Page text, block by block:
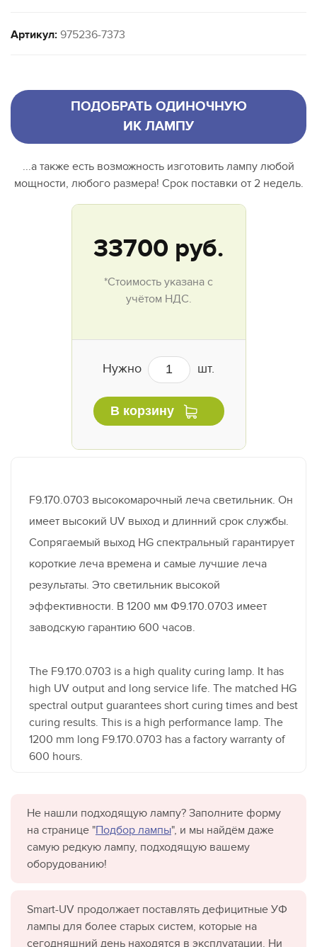
Артикул: 975236-7373
ПОДОБРАТЬ ОДИНОЧНУЮ
ИК ЛАМПУ
...а также есть возможность изготовить лампу любой
мощности, любого размера! Срок поставки от 2 недель.
33700 руб.
*Стоимость указана с
учётом НДС.
Нужно шт.
В корзину
F9.170.0703 высокомарочный леча светильник. Он
имеет высокий UV выход и длинний срок службы.
Сопрягаемый выход HG спектральный гарантирует
короткие леча времена и самые лучшие леча
результаты. Это светильник высокой
эффективности. В 1200 мм Ф9.170.0703 имеет
заводскую гарантию 600 часов.
The F9.170.0703 is a high quality curing lamp. It has
high UV output and long service life. The matched HG
spectral output guarantees short curing times and best
curing results. This is a high performance lamp. The
1200 mm long F9.170.0703 has a factory warranty of
600 hours.
Не нашли подходящую лампу? Заполните форму
на странице "Подбор лампы", и мы найдём даже
самую редкую лампу, подходящую вашему
оборудованию!
Smart-UV продолжает поставлять дефицитные УФ
лампы для более старых систем, которые на
сегодняшний день находятся в эксплуатации. Ни